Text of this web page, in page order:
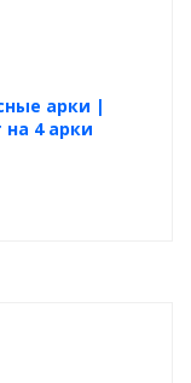
арки |
4 арки